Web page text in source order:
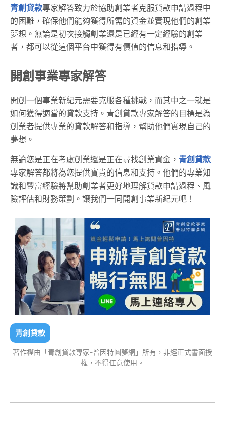
青創貸款專家解答致力於協助創業者克服貸款申請過程中
的困難，確保他們能夠獲得所需的資金並實現他們的創業
夢想。無論是初次接觸創業還是已經有一定經驗的創業
者，都可以從這個平台中獲得有價值的信息和指導。
開創事業專家解答
開創一個事業新紀元需要克服各種挑戰，而其中之一就是
如何獲得適當的貸款支持。青創貸款專家解答的目標是為
創業者提供專業的貸款解答和指導，幫助他們實現自己的
夢想。
無論您是正在考慮創業還是正在尋找創業資金， 青創貸款
專家解答都將為您提供寶貴的信息和支持。他們的專業知
識和豐富經驗將幫助創業者更好地理解貸款申請過程、風
險評估和財務策劃。讓我們一同開創事業新紀元吧！
青創貸款
著作權由「青創貸款專家-普因特圓夢網」所有，非經正式書面授
權，不得任意使用。